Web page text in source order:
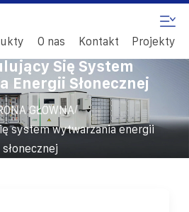
O nas Kontakt Projekty
Się System
Energii Słonecznej
GŁÓWNA/
system wytwarzania energii
słonecznej